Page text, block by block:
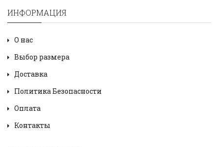
ИНФОРМАЦИЯ
О нас
Выбор размера
Доставка
Политика Безопасности
Оплата
Контакты